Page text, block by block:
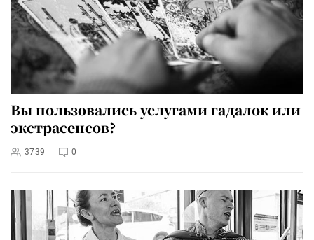
Вы пользовались услугами гадалок или
экстрасенсов?
3739 0